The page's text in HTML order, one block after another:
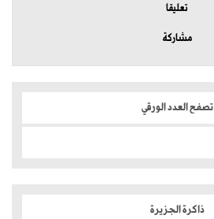
تعليقا
مشاركة
تصفح العدد الورقي
ذاكرة الجزيرة